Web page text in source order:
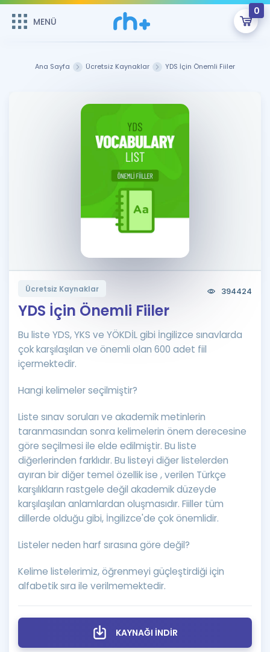
MENÜ
0
Şifremi Hatırlamıyorum
GİRİŞ YAP
ÜYE DEĞİLİM
Remzi Hoca ile seni sınava hazırlayacak onlarca eğitim seni
bekliyor!
MENÜ
Çalışma Paketleri
Kitaplar ve Kaynaklar
Katılımcı Görüşleri
Ücretsiz Kaynaklar
Puan Hesaplama
Rehberlik Aracı
ÖSYM Sınav Takvimi
Kampanyalar
Blog
İngilizce Gramer
İngilizce Gramer
Ana Sayfa Ücretsiz Kaynaklar YDS İçin Önemli Fiiler
Ücretsiz Kaynaklar 394424
YDS İçin Önemli Fiiler
Bu liste YDS, YKS ve YÖKDİL gibi İngilizce sınavlarda
çok karşılaşılan ve önemli olan 600 adet fiil
içermektedir.
Hangi kelimeler seçilmiştir?
Liste sınav soruları ve akademik metinlerin
taranmasından sonra kelimelerin önem derecesine
göre seçilmesi ile elde edilmiştir. Bu liste
diğerlerinden farklıdır. Bu listeyi diğer listelerden
ayıran bir diğer temel özellik ise , verilen Türkçe
karşılıkların rastgele değil akademik düzeyde
karşılaşılan anlamlardan oluşmasıdır. Fiiller tüm
dillerde olduğu gibi, İngilizce'de çok önemlidir.
Listeler neden harf sırasına göre değil?
Kelime listelerimiz, öğrenmeyi güçleştirdiği için
alfabetik sıra ile verilmemektedir.
KAYNAĞI İNDİR